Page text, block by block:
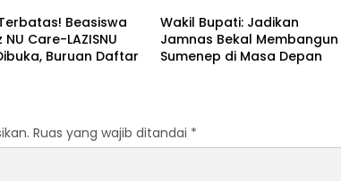
Beasiswa
Care-LAZISNU
Buruan Daftar
Wakil Bupati: Jadikan
Jamnas Bekal Membangun
Sumenep di Masa Depan
Ruas yang wajib ditandai *